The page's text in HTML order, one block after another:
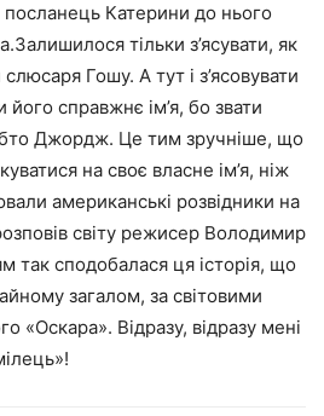
посланець Катерини до нього
тільки з’ясувати, як
Гошу. А тут і з’ясовувати
його справжнє ім’я, бо звати
Джордж. Це тим зручніше, що
на своє власне ім’я, ніж
американські розвідники на
світу режисер Володимир
сподобалася ця історія, що
загалом, за світовими
«Оскара». Відразу, відразу мені